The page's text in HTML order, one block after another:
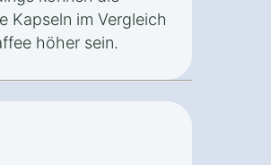
Kapseln im Vergleich
höher sein.